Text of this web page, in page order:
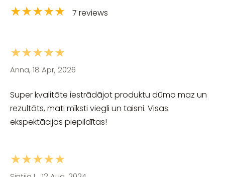
★★★★★ 7 reviews
★★★★★
Anna, 18 Apr, 2026
Super kvalitāte iestrādājot produktu dūmo maz un
rezultāts, mati mīksti viegli un taisni. Visas
ekspektācijas piepildītas!
★★★★★